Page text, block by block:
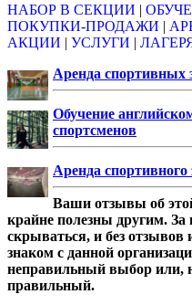
НАБОР В СЕКЦИИ |
ПОКУПКИ-ПРОДАЖИ |
АКЦИИ | УСЛУГИ |
Аренда спортивных
Обучение
спортсменов
Аренда
Ваши отзывы об
крайне полезны другим.
скрываться, и без отзывов
знаком с данной
неправильный выбор или,
правильный.